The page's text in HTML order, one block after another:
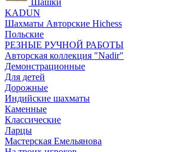
Шашки
KADUN
Шахматы Авторские Hichess
Польские
РЕЗНЫЕ РУЧНОЙ РАБОТЫ
Авторская коллекция "Nadir"
Демонстрационные
Для детей
Дорожные
Индийские шахматы
Каменные
Классические
Ларцы
Мастерская Емельянова